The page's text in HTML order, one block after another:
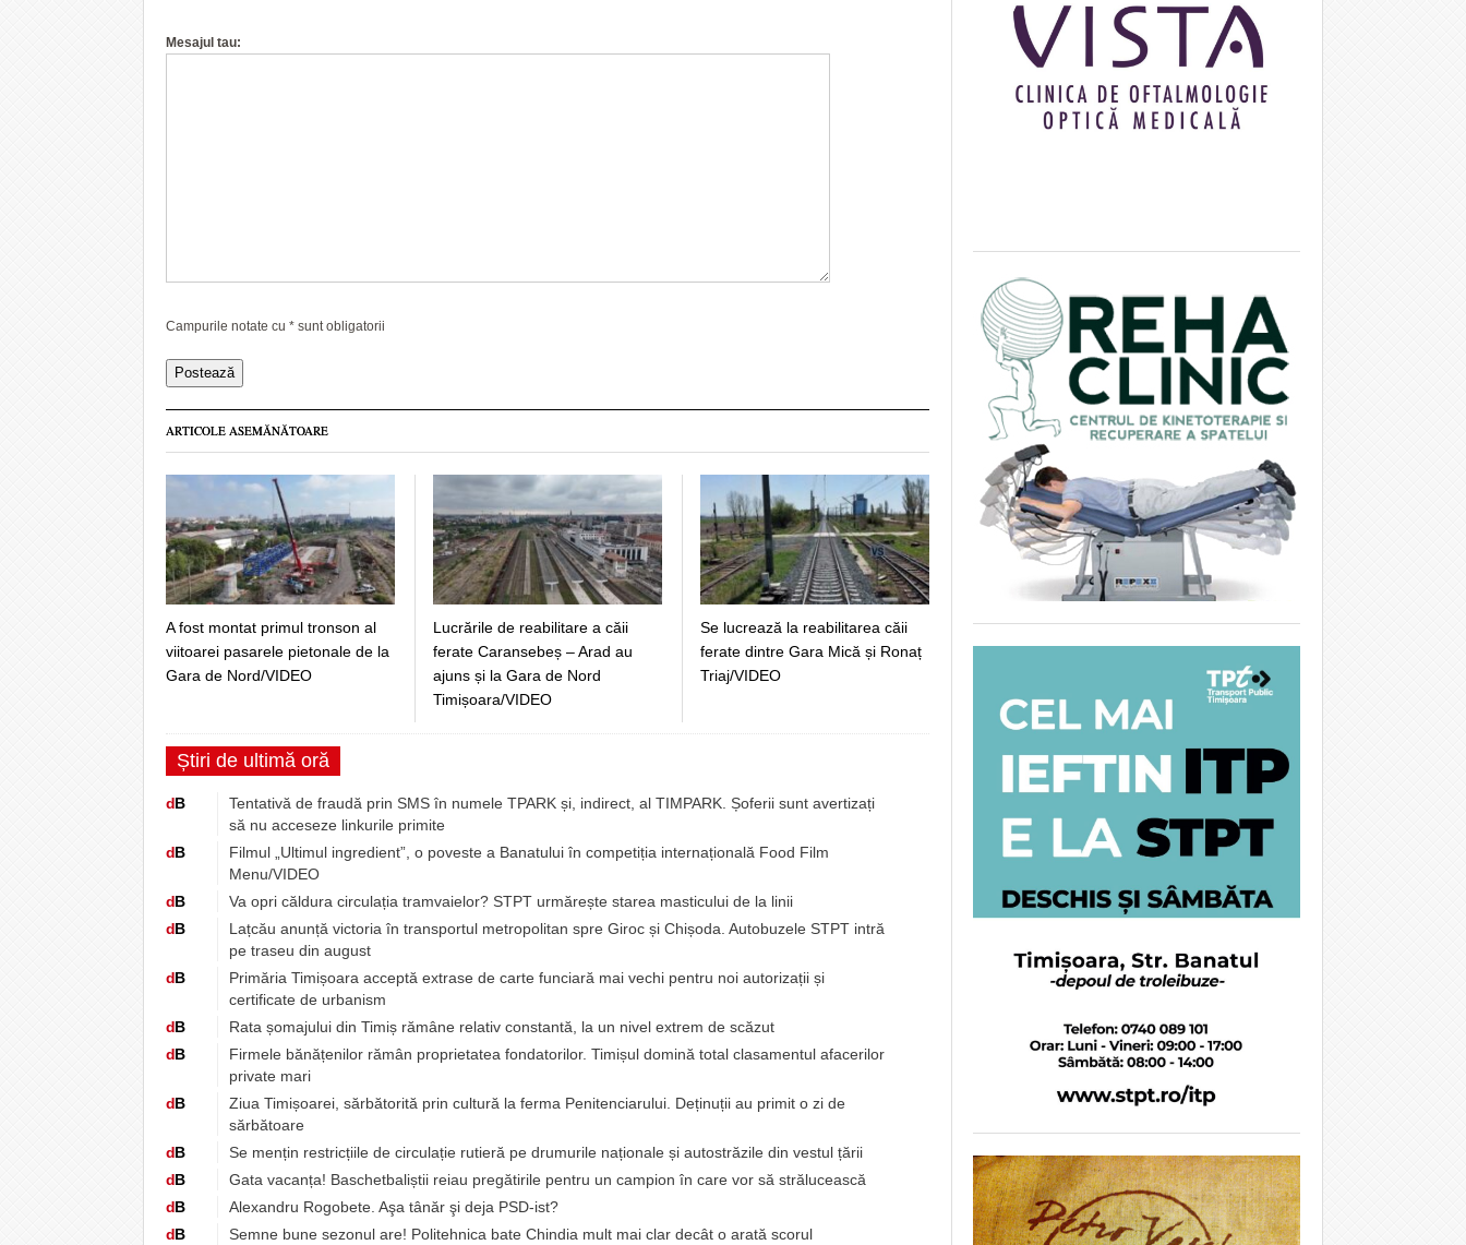
Mesajul tau:
Campurile notate cu * sunt obligatorii
ARTICOLE ASEMĂNĂTOARE
A fost montat primul tronson al
viitoarei pasarele pietonale de la
Gara de Nord/VIDEO
Lucrările de reabilitare a căii
ferate Caransebeș – Arad au
ajuns și la Gara de Nord
Timișoara/VIDEO
Se lucrează la reabilitarea căii
ferate dintre Gara Mică și Ronaț
Triaj/VIDEO
Știri de ultimă oră
dB
Tentativă de fraudă prin SMS în numele TPARK și, indirect, al TIMPARK. Șoferii sunt avertizați
să nu acceseze linkurile primite
dB
Filmul „Ultimul ingredient”, o poveste a Banatului în competiția internațională Food Film
Menu/VIDEO
dB
Va opri căldura circulația tramvaielor? STPT urmărește starea masticului de la linii
dB
Lațcău anunță victoria în transportul metropolitan spre Giroc și Chișoda. Autobuzele STPT intră
pe traseu din august
dB
Primăria Timișoara acceptă extrase de carte funciară mai vechi pentru noi autorizații și
certificate de urbanism
dB
Rata șomajului din Timiș rămâne relativ constantă, la un nivel extrem de scăzut
dB
Firmele bănățenilor rămân proprietatea fondatorilor. Timișul domină total clasamentul afacerilor
private mari
dB
Ziua Timișoarei, sărbătorită prin cultură la ferma Penitenciarului. Deținuții au primit o zi de
sărbătoare
dB
Se mențin restricțiile de circulație rutieră pe drumurile naționale și autostrăzile din vestul țării
dB
Gata vacanța! Baschetbaliștii reiau pregătirile pentru un campion în care vor să strălucească
dB
Alexandru Rogobete. Aşa tânăr şi deja PSD-ist?
dB Semne bune sezonul are! Politehnica bate Chindia mult mai clar decât o arată scorul